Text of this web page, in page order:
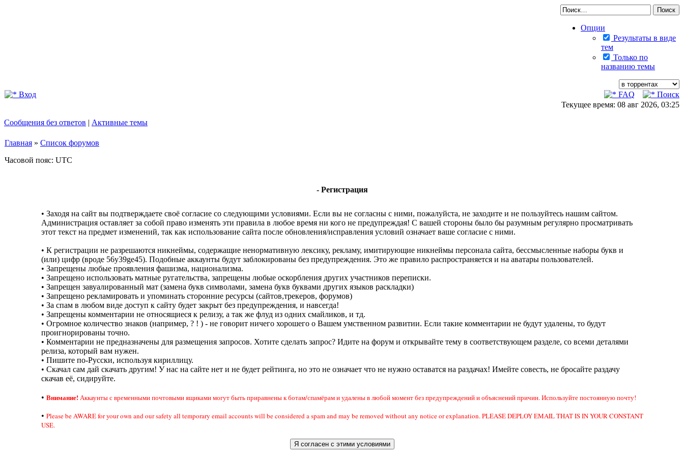
Опции
Результаты в виде
тем
Только по
названию темы
Вход FAQ
Поиск
Текущее время: 08 авг 2026, 03:25
Сообщения без ответов | Активные темы
Главная » Список форумов
Часовой пояс: UTC
- Регистрация
• Заходя на сайт вы подтверждаете своё согласие со следующими условиями. Если вы не согласны с ними, пожалуйста, не заходите и не пользуйтесь нашим сайтом.
Администрация оставляет за собой право изменять эти правила в любое время ни кого не предупреждая! С вашей стороны было бы разумным регулярно просматривать
этот текст на предмет изменений, так как использование сайта после обновления/исправления условий означает ваше согласие с ними.
• К регистрации не разрешаются никнеймы, содержащие ненормативную лексику, рекламу, имитирующие никнеймы персонала сайта, бессмысленные наборы букв и
(или) цифр (вроде 56y39ge45). Подобные аккаунты будут заблокированы без предупреждения. Это же правило распространяется и на аватары пользователей.
• Запрещены любые проявления фашизма, национализма.
• Запрещено использовать матные ругательства, запрещены любые оскорбления других участников переписки.
• Запрещен завуалированный мат (замена букв символами, замена букв буквами других языков раскладки)
• Запрещено рекламировать и упоминать сторонние ресурсы (сайтов,трекеров, форумов)
• За спам в любом виде доступ к сайту будет закрыт без предупреждения, и навсегда!
• Запрещены комментарии не относящиеся к релизу, а так же флуд из одних смайликов, и тд.
• Огромное количество знаков (например, ? ! ) - не говорит ничего хорошего о Вашем умственном развитии. Если такие комментарии не будут удалены, то будут
проигнорированы точно.
• Комментарии не предназначены для размещения запросов. Хотите сделать запрос? Идите на форум и открывайте тему в соответствующем разделе, со всеми деталями
релиза, который вам нужен.
• Пишите по-Русски, используя кириллицу.
• Скачал сам дай скачать другим! У нас на сайте нет и не будет рейтинга, но это не означает что не нужно оставатся на раздачах! Имейте совесть, не бросайте раздачу
скачав её, сидируйте.
• Внимание!Аккаунты с временными почтовыми ящиками могут быть приравнены к ботам/спамёрам и удалены в любой момент без предупреждений и объяснений причин. Используйте постоянную почту!
• Please be AWARE for your own and our safety all temporary email accounts will be considered a spam and may be removed without any notice or explanation. PLEASE DEPLOY EMAIL THAT IS IN YOUR CONSTANT
USE.